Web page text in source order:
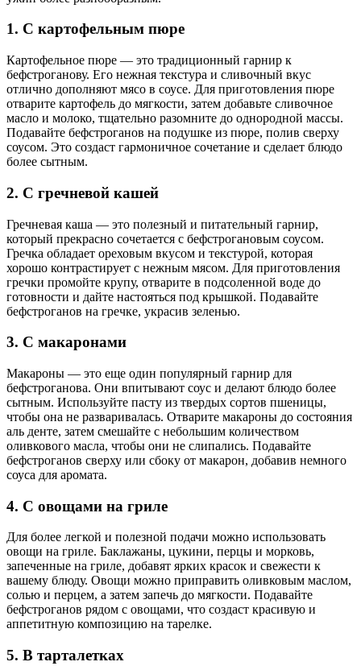
1. С картофельным пюре
Картофельное пюре — это традиционный гарнир к
бефстроганову. Его нежная текстура и сливочный вкус
отлично дополняют мясо в соусе. Для приготовления пюре
отварите картофель до мягкости, затем добавьте сливочное
масло и молоко, тщательно разомните до однородной массы.
Подавайте бефстроганов на подушке из пюре, полив сверху
соусом. Это создаст гармоничное сочетание и сделает блюдо
более сытным.
2. С гречневой кашей
Гречневая каша — это полезный и питательный гарнир,
который прекрасно сочетается с бефстрогановым соусом.
Гречка обладает ореховым вкусом и текстурой, которая
хорошо контрастирует с нежным мясом. Для приготовления
гречки промойте крупу, отварите в подсоленной воде до
готовности и дайте настояться под крышкой. Подавайте
бефстроганов на гречке, украсив зеленью.
3. С макаронами
Макароны — это еще один популярный гарнир для
бефстроганова. Они впитывают соус и делают блюдо более
сытным. Используйте пасту из твердых сортов пшеницы,
чтобы она не разваривалась. Отварите макароны до состояния
аль денте, затем смешайте с небольшим количеством
оливкового масла, чтобы они не слипались. Подавайте
бефстроганов сверху или сбоку от макарон, добавив немного
соуса для аромата.
4. С овощами на гриле
Для более легкой и полезной подачи можно использовать
овощи на гриле. Баклажаны, цукини, перцы и морковь,
запеченные на гриле, добавят ярких красок и свежести к
вашему блюду. Овощи можно приправить оливковым маслом,
солью и перцем, а затем запечь до мягкости. Подавайте
бефстроганов рядом с овощами, что создаст красивую и
аппетитную композицию на тарелке.
5. В тарталетках